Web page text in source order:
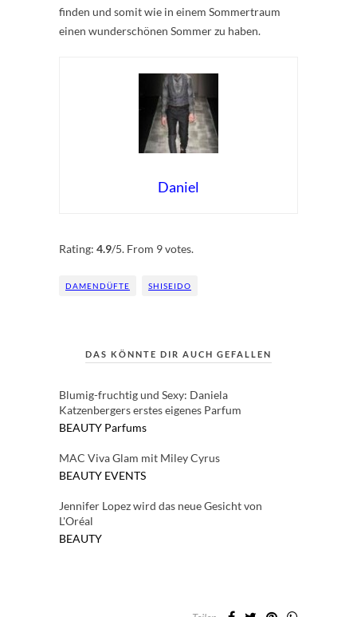
finden und somit wie in einem Sommertraum
einen wunderschönen Sommer zu haben.
Daniel
Rating: 4.9/5. From 9 votes.
DAMENDÜFTE SHISEIDO
DAS KÖNNTE DIR AUCH GEFALLEN
Blumig-fruchtig und Sexy: Daniela
Katzenbergers erstes eigenes Parfum
BEAUTY Parfums
MAC Viva Glam mit Miley Cyrus
BEAUTY EVENTS
Jennifer Lopez wird das neue Gesicht von
L'Oréal
BEAUTY